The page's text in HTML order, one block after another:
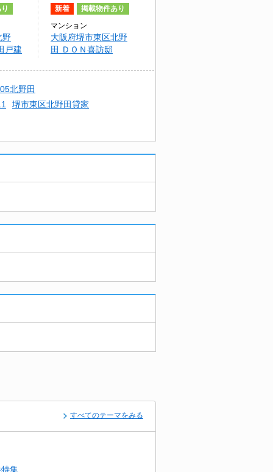
野
戸建
新着 掲載物件あり
マンション
大阪府堺市東区北野
田 ＤＯＮ喜訪邸
北野田
堺市東区北野田貸家
すべてのテーマをみる
集